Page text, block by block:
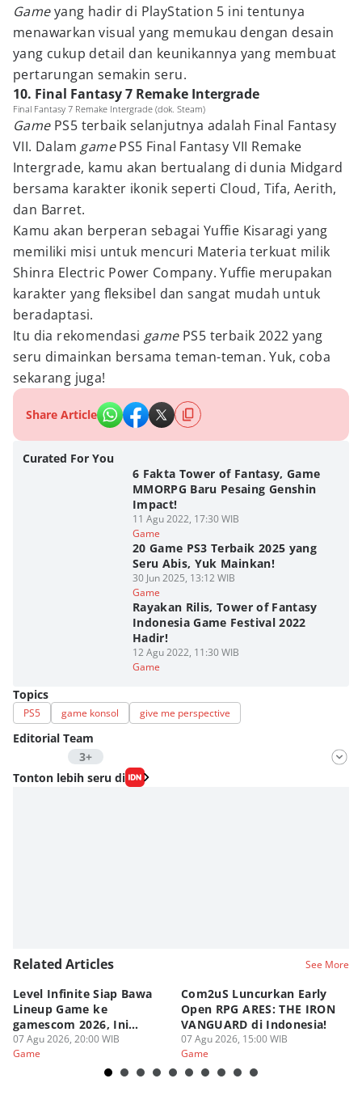
Gameyang hadir di PlayStation 5 ini tentunya
menawarkan visual yang memukau dengan desain
yang cukup detail dan keunikannya yang membuat
pertarungan semakin seru.
10. Final Fantasy 7 Remake Intergrade
Final Fantasy 7 Remake Intergrade (dok. Steam)
GamePS5 terbaik selanjutnya adalah Final Fantasy
VII. Dalam gamePS5 Final Fantasy VII Remake
Intergrade, kamu akan bertualang di dunia Midgard
bersama karakter ikonik seperti Cloud, Tifa, Aerith,
dan Barret.
Kamu akan berperan sebagai Yuffie Kisaragi yang
memiliki misi untuk mencuri Materia terkuat milik
Shinra Electric Power Company. Yuffie merupakan
karakter yang fleksibel dan sangat mudah untuk
beradaptasi.
Itu dia rekomendasi gamePS5 terbaik 2022 yang
seru dimainkan bersama teman-teman. Yuk, coba
sekarang juga!
Share Article
Curated For You
6 Fakta Tower of Fantasy, Game
MMORPG Baru Pesaing Genshin
Impact!
11 Agu 2022, 17:30 WIB
Game
20 Game PS3 Terbaik 2025 yang
Seru Abis, Yuk Mainkan!
30 Jun 2025, 13:12 WIB
Game
Rayakan Rilis, Tower of Fantasy
Indonesia Game Festival 2022
Hadir!
12 Agu 2022, 11:30 WIB
Game
Topics
PS5 game konsol give me perspective
Editorial Team
3+
Editor
Nadia Agatha Pramesthi
Tonton lebih seru di
Related Articles See More
Level Infinite Siap Bawa
Lineup Game ke
gamescom 2026, Ini
Judulnya!
07 Agu 2026, 20:00 WIB
Game
Com2uS Luncurkan Early
Open RPG ARES: THE IRON
VANGUARD di Indonesia!
07 Agu 2026, 15:00 WIB
Game